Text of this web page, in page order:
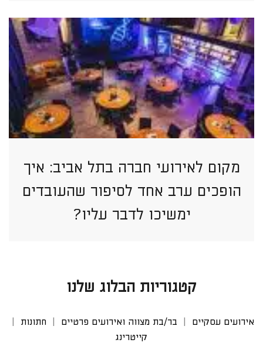
מקום לאירועי חברה בתל אביב: איך
הופכים ערב אחד לסיפור שהעובדים
ימשיכו לדבר עליו?
קטגוריות הבלוג שלנו
אירועים עסקיים בר/בת מצווה ואירועים פרטיים
חתונות
קייטרינג